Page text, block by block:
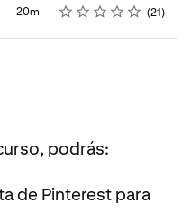
20m Rating
1 star
2 stars
3 stars
4 stars
5 stars 21
podrás:
de Pinterest para